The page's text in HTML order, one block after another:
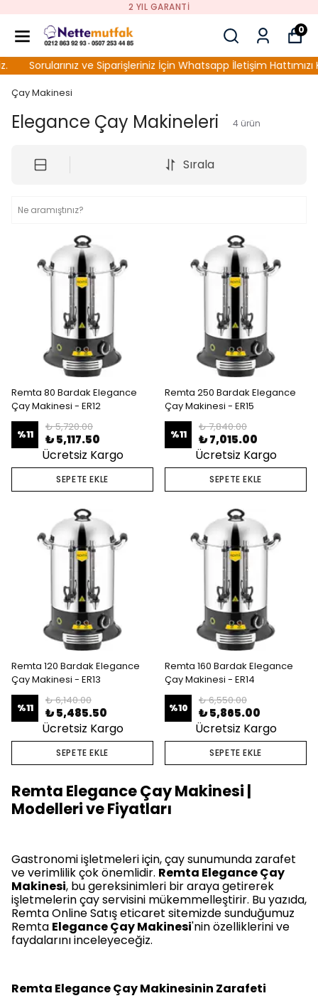
2 YIL GARANTI
0
Sorularınız ve Siparişleriniz İçin Whatsapp İletişim Hattımızı
Çay Makinesi
Elegance Çay Makineleri 4 ürün
Sırala
Remta 80 Bardak Elegance
Çay Makinesi - ER12
%11
₺ 5,720.00
₺ 5,117.50
Ücretsiz Kargo
SEPETE EKLE
Remta 250 Bardak Elegance
Çay Makinesi - ER15
%11
₺ 7,840.00
₺ 7,015.00
Ücretsiz Kargo
SEPETE EKLE
Remta 120 Bardak Elegance
Çay Makinesi - ER13
%11
₺ 6,140.00
₺ 5,485.50
Ücretsiz Kargo
SEPETE EKLE
Remta 160 Bardak Elegance
Çay Makinesi - ER14
%10
₺ 6,550.00
₺ 5,865.00
Ücretsiz Kargo
SEPETE EKLE
Remta Elegance Çay Makinesi |
Modelleri ve Fiyatları
Gastronomi işletmeleri için, çay sunumunda zarafet
ve verimlilik çok önemlidir. Remta Elegance Çay
Makinesi, bu gereksinimleri bir araya getirerek
işletmelerin çay servisini mükemmelleştirir. Bu yazıda,
Remta Online Satış eticaret sitemizde sunduğumuz
Remta Elegance Çay Makinesi'nin özelliklerini ve
faydalarını inceleyeceğiz.
Remta Elegance Çay Makinesinin Zarafeti